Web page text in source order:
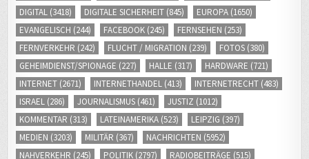
EVANGELISCH (244) FACEBOOK(245) FERNSEHEN(253)
FERNVERKEHR(242) FLUCHT / MIGRATION(239) FOTOS
GEHEIMDIENST/SPIONAGE(227) HALLE (317) HARDWARE(721)
INTERNET(2671) INTERNETHANDEL(413) INTERNETRECHT(483)
ISRAEL(286) JOURNALISMUS(461) JUSTIZ
(1012)
KOMMENTAR
(313) LATEINAMERIKA (523) LEIPZIG
MEDIEN(3203) MILITÄR(367) NACHRICHTEN(5952)
NAHVERKEHR(245) POLITIK (2797) RADIOBEITRÄGE